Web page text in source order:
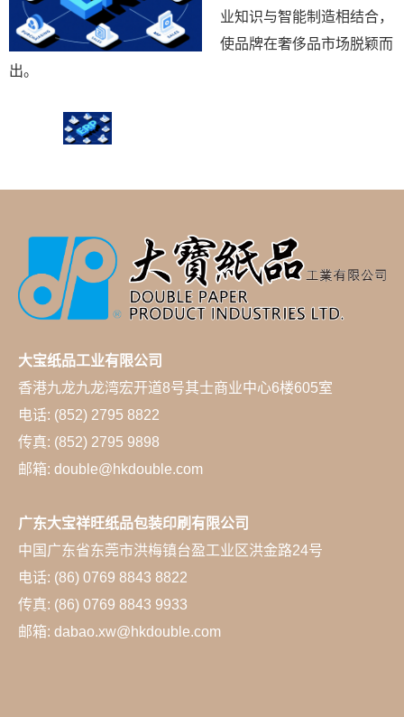
业知识与智能制造相结合，
使品牌在奢侈品市场脱颖而
出。
大宝纸品工业有限公司
香港九龙九龙湾宏开道8号其士商业中心6楼605室
电话: (852) 2795 8822
传真: (852) 2795 9898
邮箱: double@hkdouble.com
广东大宝祥旺纸品包装印刷有限公司
中国广东省东莞市洪梅镇台盈工业区洪金路24号
电话: (86) 0769 8843 8822
传真: (86) 0769 8843 9933
邮箱: dabao.xw@hkdouble.com